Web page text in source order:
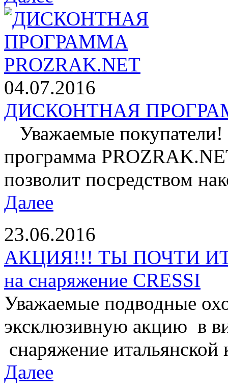
04.07.2016
ДИСКОНТНАЯ
Уважаемые покупатели!
программа
позволит посредством
Далее
23.06.2016
АКЦИЯ!!! ТЫ ПОЧТИ
на снаряжение CRESSI
Уважаемые подводные
эксклюзивную акцию в
снаряжение
Далее